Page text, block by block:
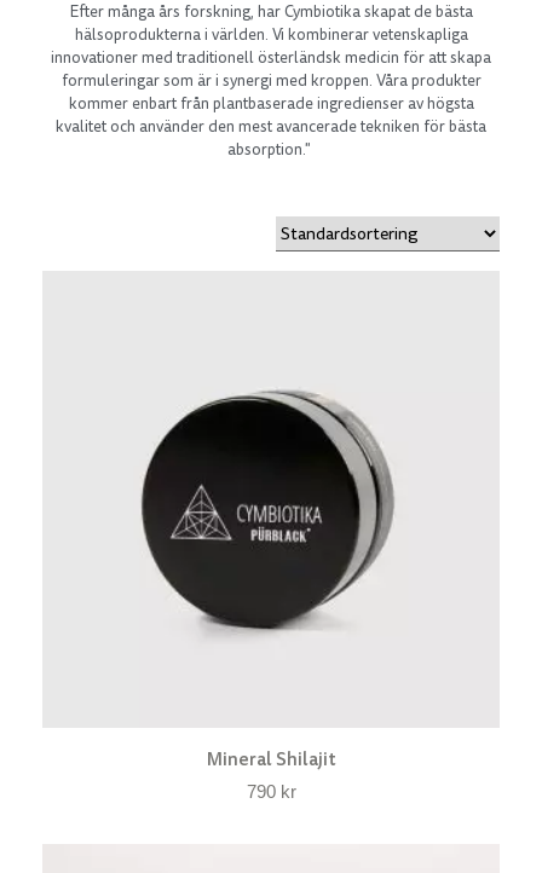
Efter många års forskning, har Cymbiotika skapat de bästa
hälsoprodukterna i världen. Vi kombinerar vetenskapliga
innovationer med traditionell österländsk medicin för att skapa
formuleringar som är i synergi med kroppen. Våra produkter
kommer enbart från plantbaserade ingredienser av högsta
kvalitet och använder den mest avancerade tekniken för bästa
absorption."
Mineral Shilajit
790 kr